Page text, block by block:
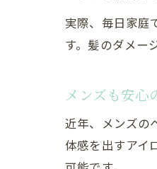
実際、毎日家庭
す。髪のダメー
メンズも安心
近年、メンズの
体感を出すアイ